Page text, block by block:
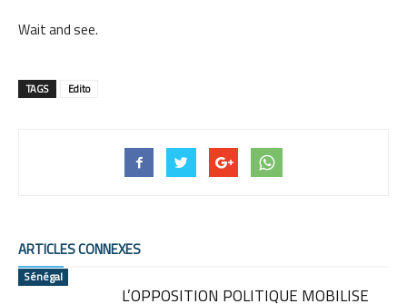
Wait and see.
TAGS Edito
ARTICLES CONNEXES
Sénégal
L’OPPOSITION POLITIQUE MOBILISE